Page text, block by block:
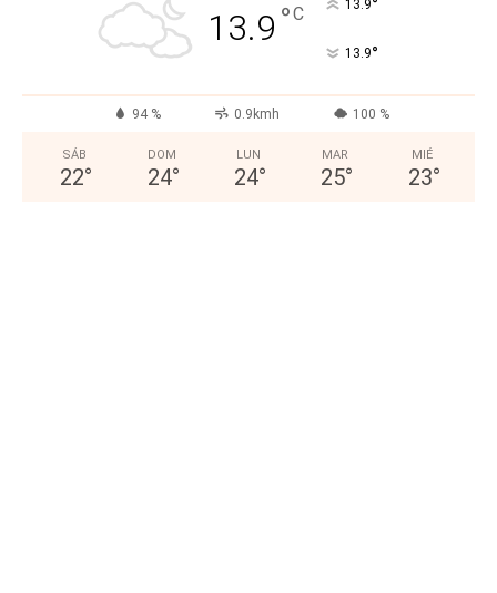
13.9 °C 13.9°
13.9°
94 % 0.9kmh 100 %
SÁB
22°
DOM
24°
LUN
24°
MAR
25°
MIÉ
23°